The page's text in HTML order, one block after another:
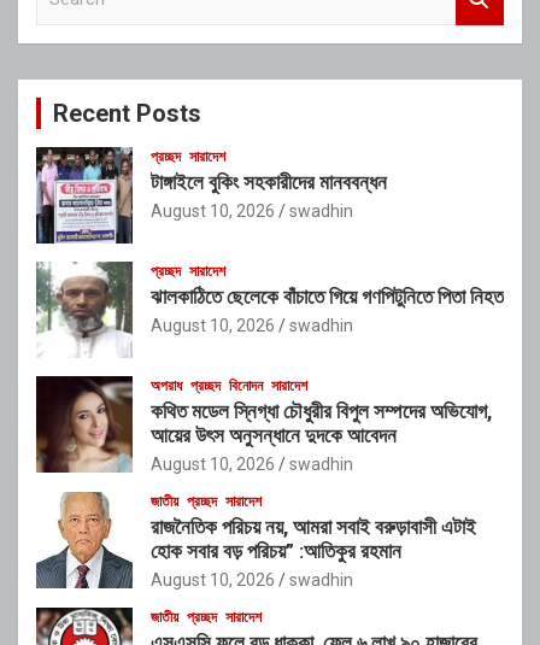
c
Recent Posts
প্রচ্ছদ সারাদেশ
টাঙ্গাইলে বুকিং সহকারীদের মানববন্ধন
August 10, 2026 swadhin
প্রচ্ছদ সারাদেশ
ঝালকাঠিতে ছেলেকে বাঁচাতে গিয়ে গণপিটুনিতে পিতা নিহত
August 10, 2026 swadhin
অপরাধ প্রচ্ছদ বিনোদন সারাদেশ
কথিত মডেল স্নিগ্ধা চৌধুরীর বিপুল সম্পদের অভিযোগ,
আয়ের উৎস অনুসন্ধানে দুদকে আবেদন
August 10, 2026 swadhin
জাতীয় প্রচ্ছদ সারাদেশ
রাজনৈতিক পরিচয় নয়, আমরা সবাই বরুড়াবাসী এটাই
হোক সবার বড় পরিচয়” :আতিকুর রহমান
August 10, 2026 swadhin
জাতীয় প্রচ্ছদ সারাদেশ